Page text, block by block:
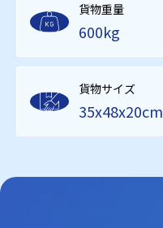
貨物重量
600kg
貨物サイズ
35x48x20cm